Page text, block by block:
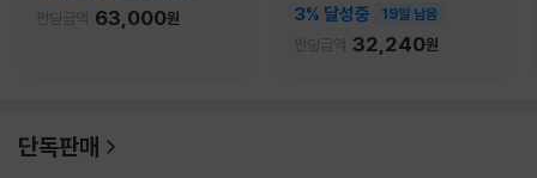
펀딩금액 63,000원 3% 달성중 19일 남음
펀딩금액 32,240원
단독판매